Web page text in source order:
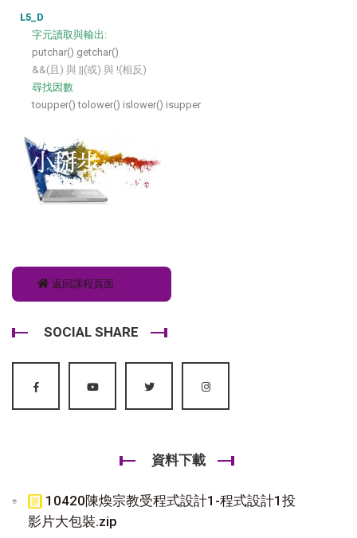
L5_D
字元讀取與輸出:
putchar() getchar()
&&(且) 與 ||(或) 與 !(相反)
尋找因數
toupper() tolower() islower() isupper
返回課程頁面
SOCIAL SHARE
資料下載
10420陳煥宗教受程式設計1-程式設計1投
影片大包裝.zip